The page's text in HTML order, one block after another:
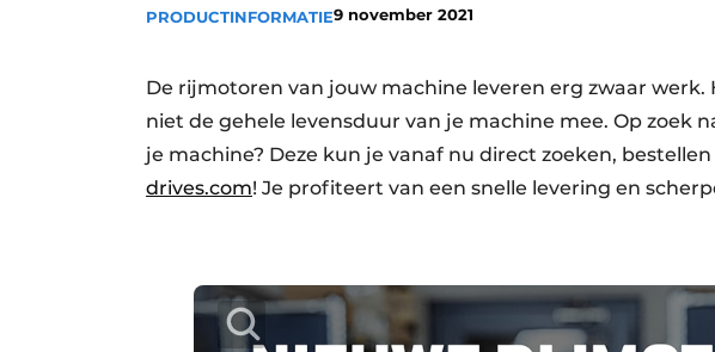
Vacature aanmelden
PRODUCTINFORMATIE9 november 2021
De rijmotoren van jouw machine leveren erg zwaar
niet de gehele levensduur van je machine mee. Op zoek
je machine? Deze kun je vanaf nu direct zoeken,
drives.com! Je profiteert van een snelle levering en